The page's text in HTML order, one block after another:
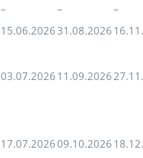
–
15.06.2026
–
31.08.2026
–
03.07.2026 11.09.2026
17.07.202609.10.2026